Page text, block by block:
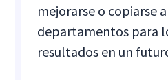
mejorarse o copiarse
departamentos para
resultados en un